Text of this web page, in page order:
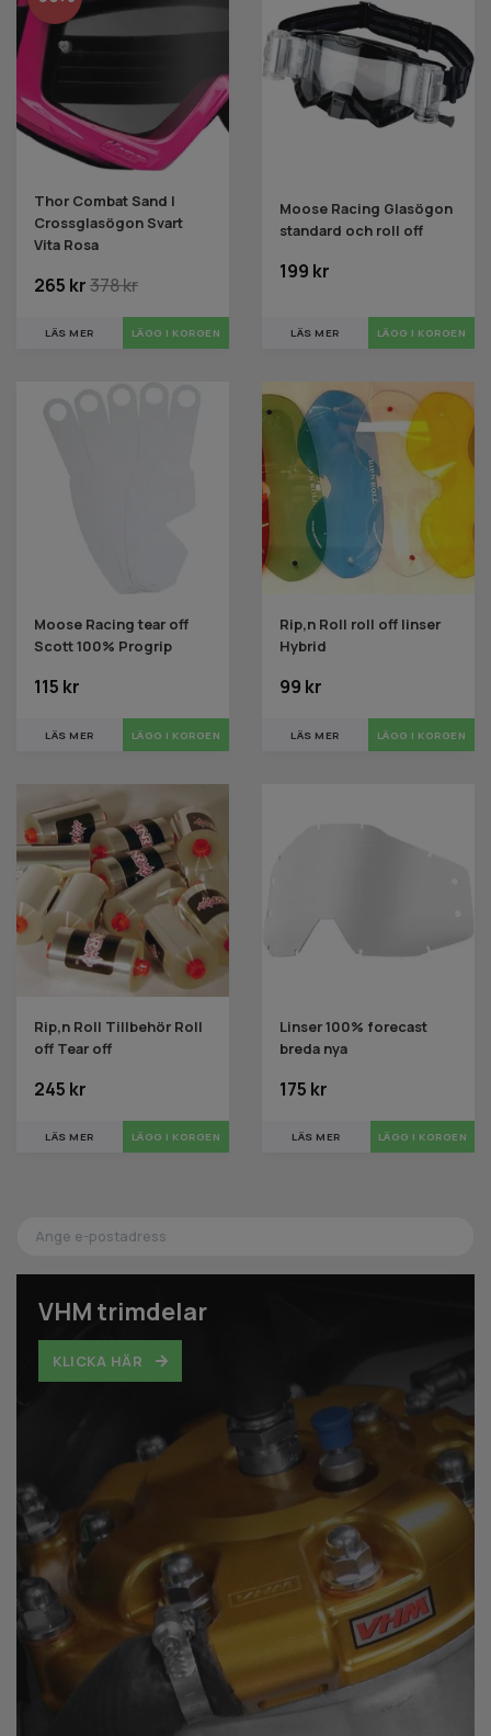
VHM trimdelar
KLICKA HÄR
Thor Combat Sand |
Crossglasögon Svart
Vita Rosa
265 kr378 kr
LÄS MER LÄGG I KORGEN
Moose Racing Glasögon
standard och roll off
199 kr
LÄS MER LÄGG I KORGEN
Moose Racing tear off
Scott 100% Progrip
115 kr
LÄS MER LÄGG I KORGEN
Rip,n Roll roll off linser
Hybrid
99 kr
LÄS MER LÄGG I KORGEN
Rip,n Roll Tillbehör Roll
off Tear off
245 kr
LÄS MER LÄGG I KORGEN
Linser 100% forecast
breda nya
175 kr
LÄS MER